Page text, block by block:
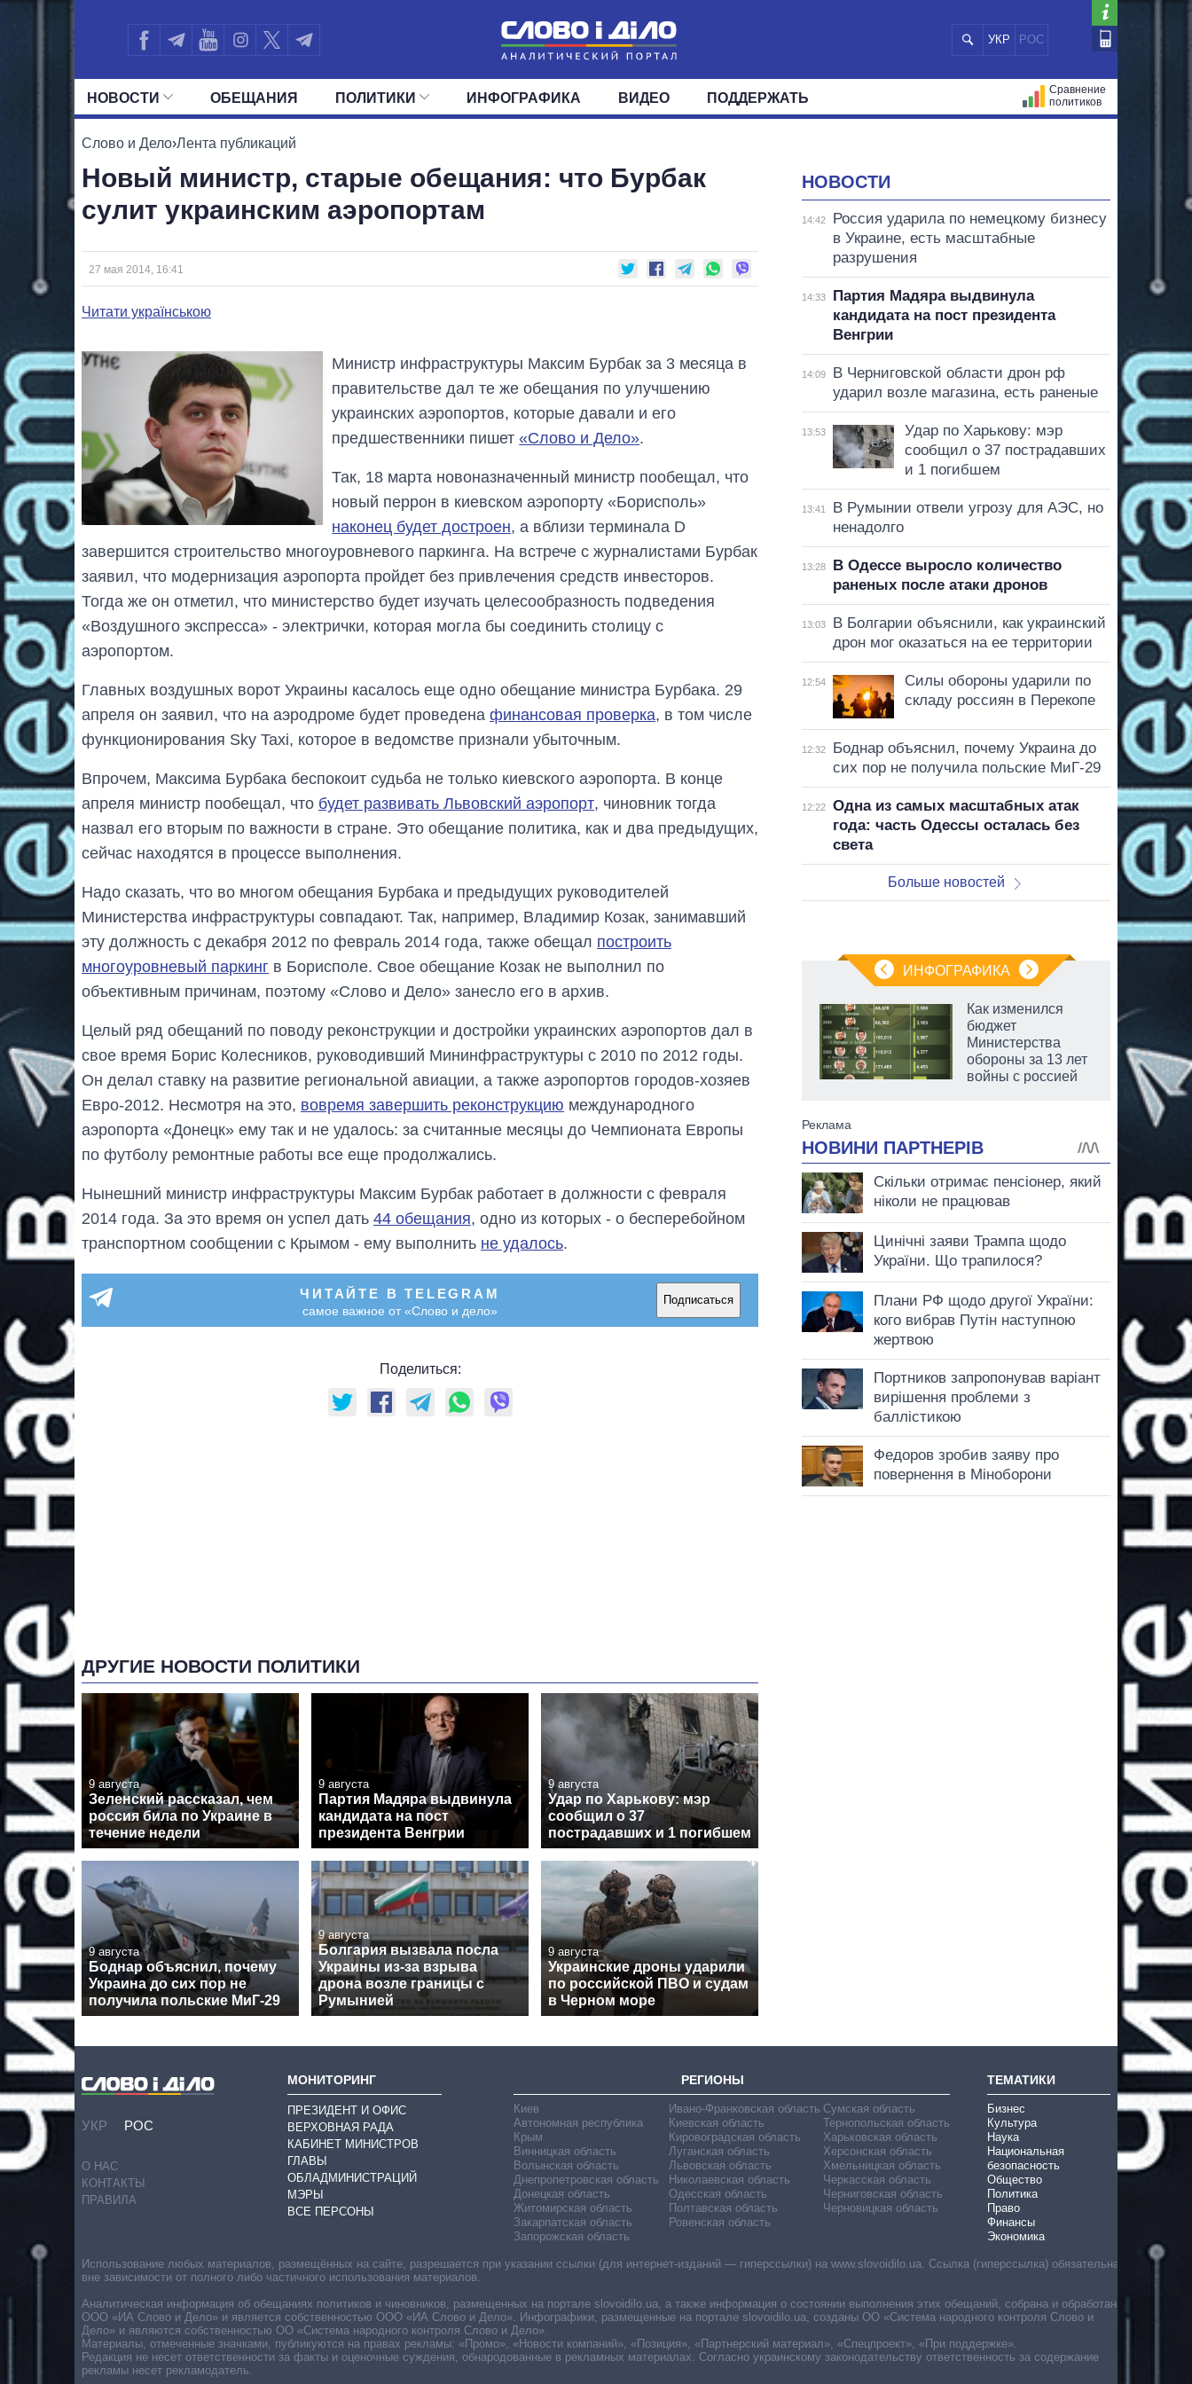
УКР РОС
НОВОСТИ
ПОЛИТИКА ЭКОНОМИКА ОБЩЕСТВО
ОБЕЩАНИЯ ПОЛИТИКИ
ВСЕ ПОЛИТИКИ
ДЕПУТАТЫ КОМИТЕТЫ ФРАКЦИИ ОКРУГА
ИНФОГРАФИКА ВИДЕО ПОДДЕРЖАТЬ
Сравнение
политиков
Слово и Дело›Лента публикаций
Новый министр, старые обещания: что Бурбак
сулит украинским аэропортам
27 мая 2014, 16:41
Читати українською
Министр инфраструктуры Максим Бурбак за 3 месяца в
правительстве дал те же обещания по улучшению
украинских аэропортов, которые давали и его
предшественники пишет«Слово и Дело».
Так, 18 марта новоназначенный министр пообещал, что
новый перрон в киевском аэропорту «Борисполь»
наконец будет достроен, а вблизи терминала D
завершится строительство многоуровневого паркинга. На встрече с журналистами Бурбак
заявил, что модернизация аэропорта пройдет без привлечения средств инвесторов.
Тогда же он отметил, что министерство будет изучать целесообразность подведения
«Воздушного экспресса» - электрички, которая могла бы соединить столицу с
аэропортом.
Главных воздушных ворот Украины касалось еще одно обещание министра Бурбака. 29
апреля он заявил, что на аэродроме будет проведена финансовая проверка, в том числе
функционирования Sky Taxi, которое в ведомстве признали убыточным.
Впрочем, Максима Бурбака беспокоит судьба не только киевского аэропорта. В конце
апреля министр пообещал, что будет развивать Львовский аэропорт, чиновник тогда
назвал его вторым по важности в стране. Это обещание политика, как и два предыдущих,
сейчас находятся в процессе выполнения.
Надо сказать, что во многом обещания Бурбака и предыдущих руководителей
Министерства инфраструктуры совпадают. Так, например, Владимир Козак, занимавший
эту должность с декабря 2012 по февраль 2014 года, также обещал построить
многоуровневый паркинг в Борисполе. Свое обещание Козак не выполнил по
объективным причинам, поэтому «Слово и Дело» занесло его в архив.
Целый ряд обещаний по поводу реконструкции и достройки украинских аэропортов дал в
свое время Борис Колесников, руководивший Мининфраструктуры с 2010 по 2012 годы.
Он делал ставку на развитие региональной авиации, а также аэропортов городов-хозяев
Евро-2012. Несмотря на это, вовремя завершить реконструкцию международного
аэропорта «Донецк» ему так и не удалось: за считанные месяцы до Чемпионата Европы
по футболу ремонтные работы все еще ​​продолжались.
Нынешний министр инфраструктуры Максим Бурбак работает в должности с февраля
2014 года. За это время он успел дать 44 обещания, одно из которых - о бесперебойном
транспортном сообщении с Крымом - ему выполнить не удалось.
ЧИТАЙТЕ В TELEGRAM
самое важное от «Слово и дело»
Подписаться
Поделиться:
ДРУГИЕ НОВОСТИ ПОЛИТИКИ
9 августа
Зеленский рассказал, чем
россия била по Украине в
течение недели
9 августа
Партия Мадяра выдвинула
кандидата на пост
президента Венгрии
9 августа
Удар по Харькову: мэр
сообщил о 37
пострадавших и 1 погибшем
9 августа
Боднар объяснил, почему
Украина до сих пор не
получила польские МиГ-29
9 августа
Болгария вызвала посла
Украины из-за взрыва
дрона возле границы с
Румынией
9 августа
Украинские дроны ударили
по российской ПВО и судам
в Черном море
НОВОСТИ
14:42
Россия ударила по немецкому бизнесу
в Украине, есть масштабные
разрушения
14:33
Партия Мадяра выдвинула
кандидата на пост президента
Венгрии
14:09
В Черниговской области дрон рф
ударил возле магазина, есть раненые
13:53
Удар по Харькову: мэр
сообщил о 37 пострадавших
и 1 погибшем
13:41
В Румынии отвели угрозу для АЭС, но
ненадолго
13:28
В Одессе выросло количество
раненых после атаки дронов
13:03
В Болгарии объяснили, как украинский
дрон мог оказаться на ее территории
12:54
Силы обороны ударили по
складу россиян в Перекопе
12:32
Боднар объяснил, почему Украина до
сих пор не получила польские МиГ-29
12:22
Одна из самых масштабных атак
года: часть Одессы осталась без
света
Больше новостей
ИНФОГРАФИКА
изменилось
количество
поступающих в
бакалавриат,
магистратуру и
аспирантуру
Как изменился
бюджет
Министерства
обороны за 13 лет
войны с россией
УКР РОС
О НАС
КОНТАКТЫ
ПРАВИЛА
МОНИТОРИНГ
ПРЕЗИДЕНТ И ОФИС
ВЕРХОВНАЯ РАДА
КАБИНЕТ МИНИСТРОВ
ГЛАВЫ
ОБЛАДМИНИСТРАЦИЙ
МЭРЫ
ВСЕ ПЕРСОНЫ
РЕГИОНЫ
Киев
Автономная республика
Крым
Винницкая область
Волынская область
Днепропетровская область
Донецкая область
Житомирская область
Закарпатская область
Запорожская область
Ивано-Франковская область
Киевская область
Кировоградская область
Луганская область
Львовская область
Николаевская область
Одесская область
Полтавская область
Ровенская область
Сумская область
Тернопольская область
Харьковская область
Херсонская область
Хмельницкая область
Черкасская область
Черниговская область
Черновицкая область
ТЕМАТИКИ
Бизнес
Культура
Наука
Национальная
безопасность
Общество
Политика
Право
Финансы
Экономика
Использование любых материалов, размещённых на сайте, разрешается при указании ссылки (для интернет-изданий — гиперссылки) на www.slovoidilo.ua. Ссылка (гиперссылка) обязательна
вне зависимости от полного либо частичного использования материалов.
Аналитическая информация об обещаниях политиков и чиновников, размещенных на портале slovoidilo.ua, а также информация о состоянии выполнения этих обещаний, собрана и обработана
ООО «ИА Слово и Дело» и является собственностью ООО «ИА Слово и Дело». Инфографики, размещенные на портале slovoidilo.ua, созданы ОО «Система народного контроля Слово и
Дело» и являются собственностью ОО «Система народного контроля Слово и Дело».
Материалы, отмеченные значками, публикуются на правах рекламы: «Промо», «Новости компаний», «Позиция», «Партнерский материал», «Спецпроект», «При поддержке».
Редакция не несет ответственности за факты и оценочные суждения, обнародованные в рекламных материалах. Согласно украинскому законодательству ответственность за содержание
рекламы несет рекламодатель.